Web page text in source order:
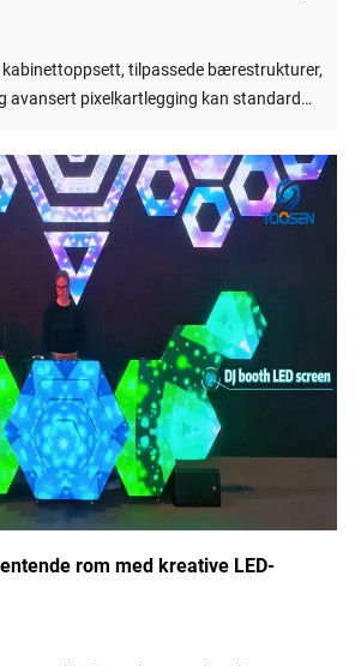
tilpassede bærestrukturer,
avansert pixelkartlegging kan standard
tilpassede skjermer.
rom med kreative LED-